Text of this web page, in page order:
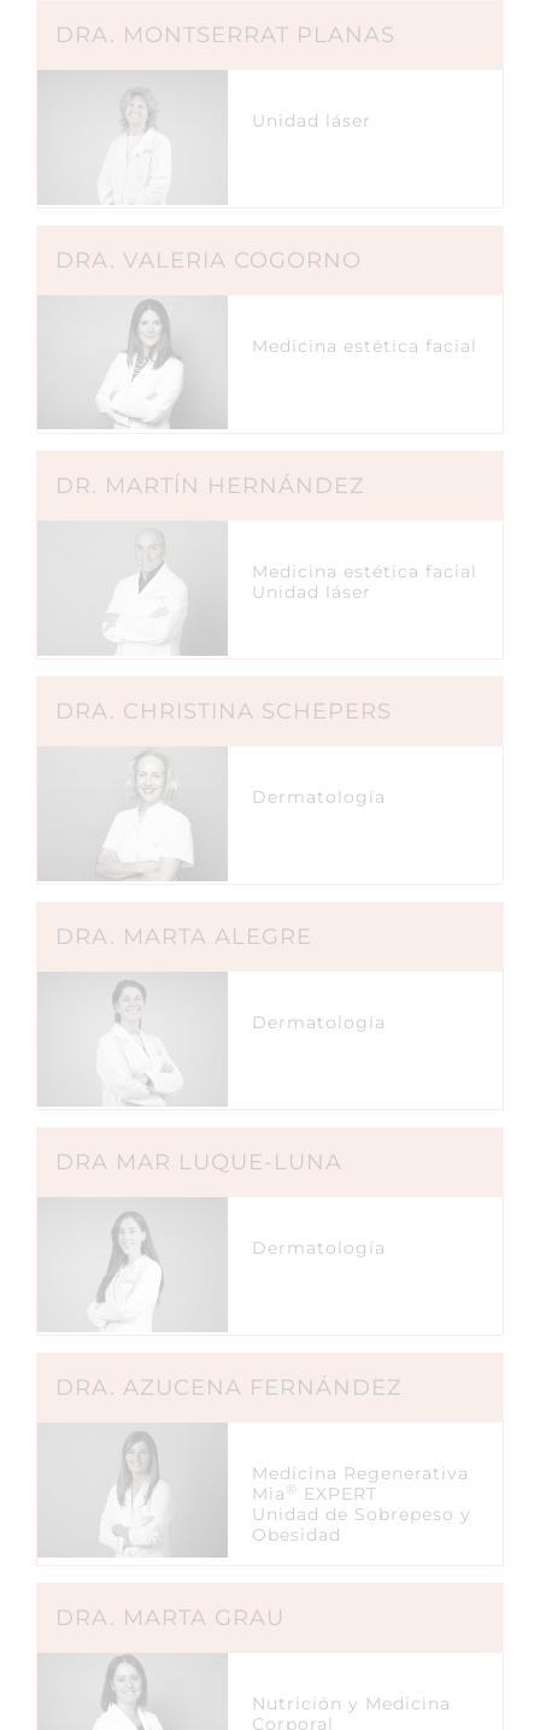
DRA. MONTSERRAT PLANAS
Unidad láser
DRA. VALERIA COGORNO
Medicina estética facial
DR. MARTÍN HERNÁNDEZ
Medicina estética facial
Unidad láser
DRA. CHRISTINA SCHEPERS
Dermatología
DRA. MARTA ALEGRE
Dermatología
DRA MAR LUQUE-LUNA
Dermatología
DRA. AZUCENA FERNÁNDEZ
Medicina Regenerativa
Mia ®
EXPERT
Unidad de Sobrepeso y
Obesidad
DRA. MARTA GRAU
Nutrición y Medicina
Corporal